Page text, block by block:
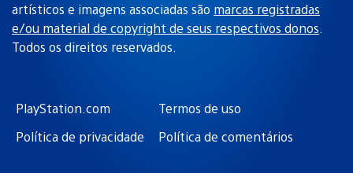
artísticos e imagens associadas são marcas registradas
e/ou material de copyright de seus respectivos donos.
Todos os direitos reservados.
PlayStation.com
Termos de uso
Política de privacidade
Política de comentários